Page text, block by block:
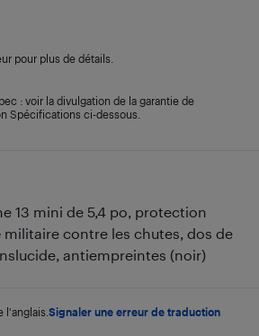
13 mini de 5,4 po, protection
contre les chutes, dos de
antiempreintes (noir)
l'anglais. Signaler une erreur de traduction
pour plus de détails.
: voir la divulgation de la garantie de
Spécifications ci-dessous.